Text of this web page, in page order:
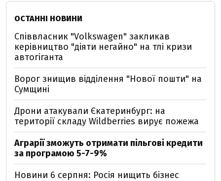
ОСТАННІ НОВИНИ
Співвласник "Volkswagen" закликав
керівництво "діяти негайно" на тлі кризи
автогіганта
Ворог знищив відділення "Нової пошти" на
Сумщині
Дрони атакували Єкатеринбург: на
території складу Wildberries вирує пожежа
Аграрії зможуть отримати пільгові кредити
за програмою 5-7-9%
Новини 6 серпня: Росія нищить бізнес